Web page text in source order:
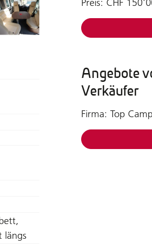
längs
Preis: CHF
Angebote
Verkäufer
Firma: Top